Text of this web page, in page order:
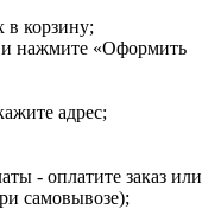
в корзину;
и нажмите «Оформить
адрес;
- оплатите заказ или
самовывозе);